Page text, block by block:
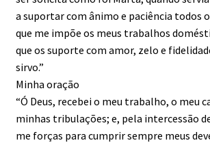
a suportar com ânimo e paciência todos
que me impõe os meus trabalhos
que os suporte com amor, zelo e
sirvo.”
Minha oração
“Ó Deus, recebei o meu trabalho, o meu
minhas tribulações; e, pela intercessão
me forças para cumprir sempre meus